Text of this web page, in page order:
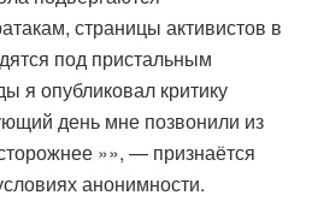
страницы активистов в
под пристальным
я опубликовал критику
день мне позвонили из
»», — признаётся
анонимности.